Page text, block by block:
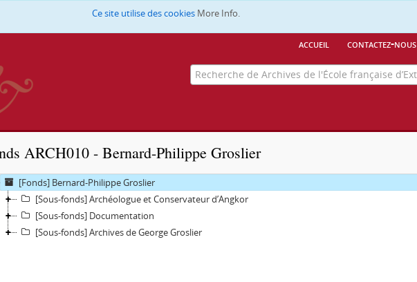
Ce site utilise des cookies More Info.
accueil contactez-nous
ARCH010 - Bernard-Philippe Groslier
[Fonds] Bernard-Philippe Groslier
[Sous-fonds] Archéologue et Conservateur d’Angkor
[Sous-fonds] Documentation
[Sous-fonds] Archives de George Groslier